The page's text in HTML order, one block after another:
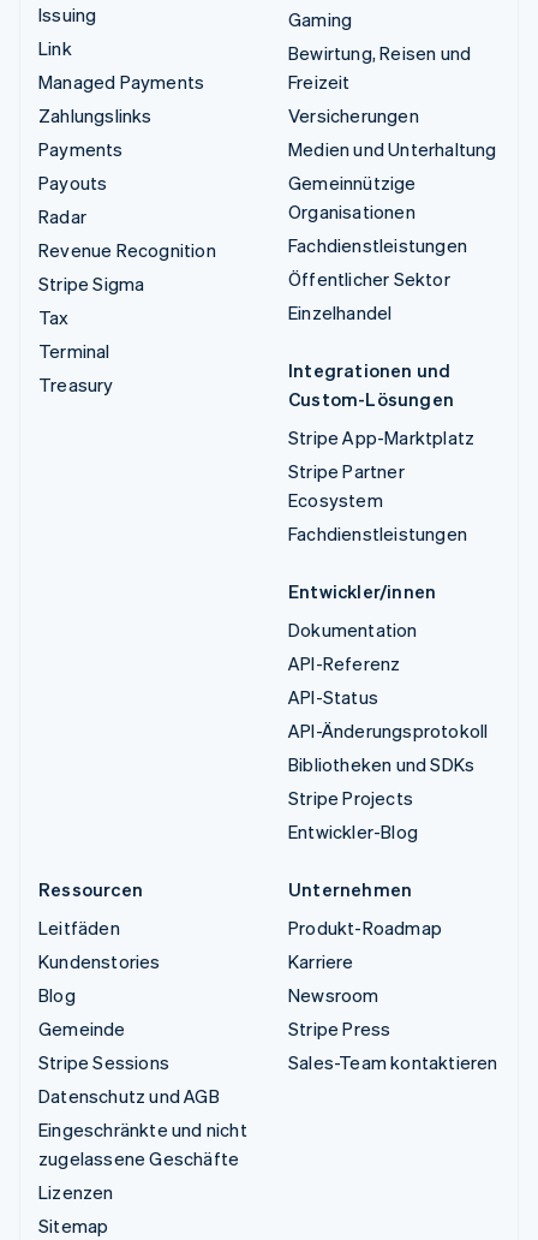
Issuing
Link
Managed Payments
Zahlungslinks
Payments
Payouts
Radar
Revenue Recognition
Stripe Sigma
Tax
Terminal
Treasury
Gaming
Bewirtung, Reisen und
Freizeit
Versicherungen
Medien und Unterhaltung
Gemeinnützige
Organisationen
Fachdienstleistungen
Öffentlicher Sektor
Einzelhandel
Integrationen und
Custom-Lösungen
Stripe App-Marktplatz
Stripe Partner
Ecosystem
Fachdienstleistungen
Entwickler/innen
Dokumentation
API-Referenz
API-Status
API-Änderungsprotokoll
Bibliotheken und SDKs
Stripe Projects
Entwickler-Blog
Ressourcen
Leitfäden
Kundenstories
Blog
Gemeinde
Stripe Sessions
Datenschutz und AGB
Eingeschränkte und nicht
zugelassene Geschäfte
Lizenzen
Sitemap
Unternehmen
Produkt-Roadmap
Karriere
Newsroom
Stripe Press
Sales-Team kontaktieren